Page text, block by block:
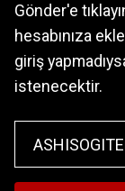
Gönder'e
hesabınıza
giriş
istenecektir.